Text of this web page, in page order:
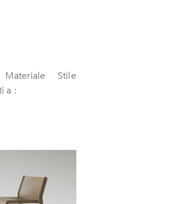
Materiale
Stile
a :